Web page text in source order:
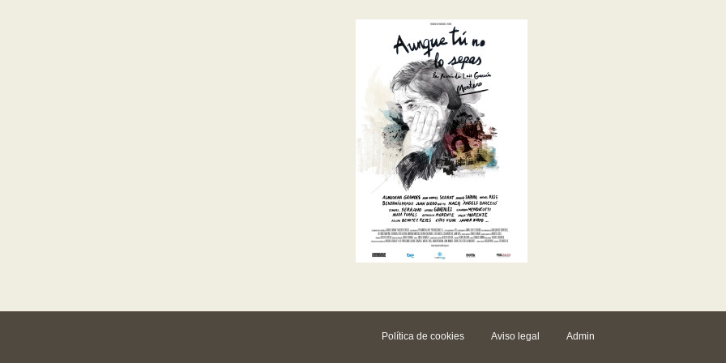
Política de cookies Aviso legal Admin